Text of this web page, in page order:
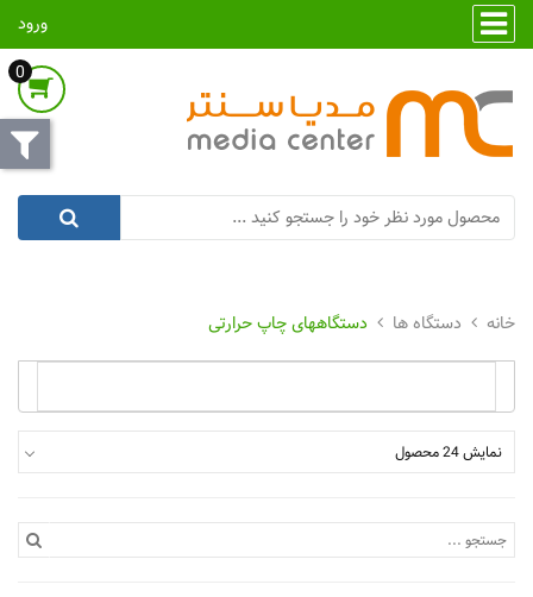
ورود
0
دستگاه ها دستگاههای چاپ حرارتی
نمایش 24 محصول